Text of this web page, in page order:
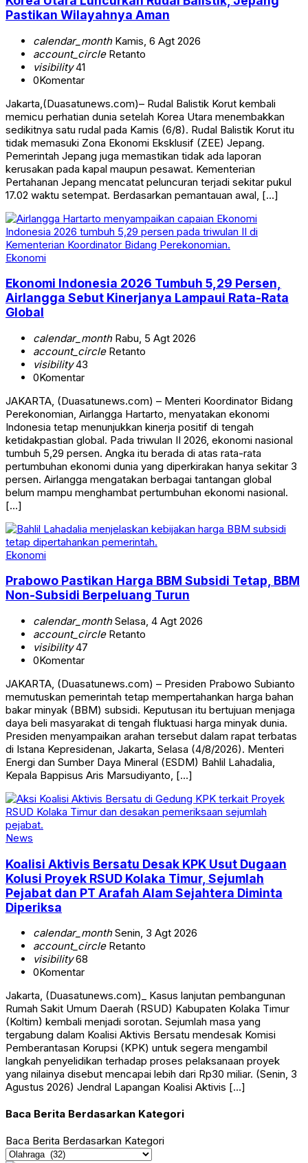
Pastikan Wilayahnya Aman
calendar_monthKamis, 6 Agt 2026
account_circleRetanto
visibility41
0Komentar
Jakarta,(Duasatunews.com)– Rudal Balistik Korut kembali
memicu perhatian dunia setelah Korea Utara menembakkan
sedikitnya satu rudal pada Kamis (6/8). Rudal Balistik Korut itu
tidak memasuki Zona Ekonomi Eksklusif (ZEE) Jepang.
Pemerintah Jepang juga memastikan tidak ada laporan
kerusakan pada kapal maupun pesawat. Kementerian
Pertahanan Jepang mencatat peluncuran terjadi sekitar pukul
17.02 waktu setempat. Berdasarkan pemantauan awal, […]
Ekonomi
Ekonomi Indonesia 2026 Tumbuh 5,29 Persen,
Airlangga Sebut Kinerjanya Lampaui Rata-Rata
Global
calendar_monthRabu, 5 Agt 2026
account_circleRetanto
visibility43
0Komentar
JAKARTA, (Duasatunews.com) – Menteri Koordinator Bidang
Perekonomian, Airlangga Hartarto, menyatakan ekonomi
Indonesia tetap menunjukkan kinerja positif di tengah
ketidakpastian global. Pada triwulan II 2026, ekonomi nasional
tumbuh 5,29 persen. Angka itu berada di atas rata-rata
pertumbuhan ekonomi dunia yang diperkirakan hanya sekitar 3
persen. Airlangga mengatakan berbagai tantangan global
belum mampu menghambat pertumbuhan ekonomi nasional.
[…]
Ekonomi
Prabowo Pastikan Harga BBM Subsidi Tetap, BBM
Non-Subsidi Berpeluang Turun
calendar_monthSelasa, 4 Agt 2026
account_circleRetanto
visibility47
0Komentar
JAKARTA, (Duasatunews.com) – Presiden Prabowo Subianto
memutuskan pemerintah tetap mempertahankan harga bahan
bakar minyak (BBM) subsidi. Keputusan itu bertujuan menjaga
daya beli masyarakat di tengah fluktuasi harga minyak dunia.
Presiden menyampaikan arahan tersebut dalam rapat terbatas
di Istana Kepresidenan, Jakarta, Selasa (4/8/2026). Menteri
Energi dan Sumber Daya Mineral (ESDM) Bahlil Lahadalia,
Kepala Bappisus Aris Marsudiyanto, […]
News
Koalisi Aktivis Bersatu Desak KPK Usut Dugaan
Kolusi Proyek RSUD Kolaka Timur, Sejumlah
Pejabat dan PT Arafah Alam Sejahtera Diminta
Diperiksa
calendar_monthSenin, 3 Agt 2026
account_circleRetanto
visibility68
0Komentar
Jakarta, (Duasatunews.com)_ Kasus lanjutan pembangunan
Rumah Sakit Umum Daerah (RSUD) Kabupaten Kolaka Timur
(Koltim) kembali menjadi sorotan. Sejumlah masa yang
tergabung dalam Koalisi Aktivis Bersatu mendesak Komisi
Pemberantasan Korupsi (KPK) untuk segera mengambil
langkah penyelidikan terhadap proses pelaksanaan proyek
yang nilainya disebut mencapai lebih dari Rp30 miliar. (Senin, 3
Agustus 2026) Jendral Lapangan Koalisi Aktivis […]
Baca Berita Berdasarkan Kategori
Baca Berita Berdasarkan Kategori